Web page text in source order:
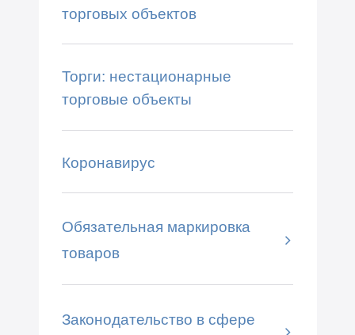
торговых объектов
Торги: нестационарные
торговые объекты
Коронавирус
Обязательная маркировка
товаров
Законодательство в сфере